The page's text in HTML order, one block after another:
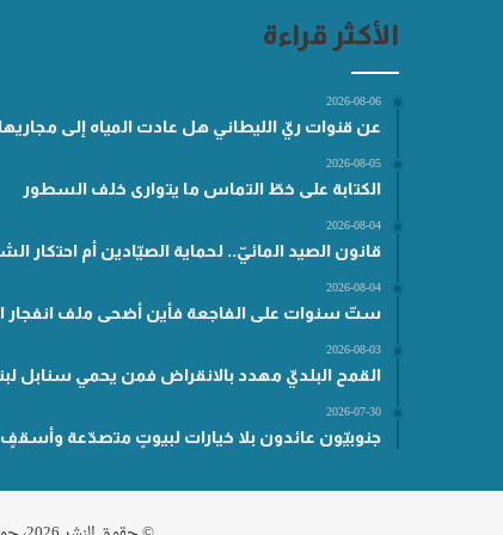
الأكثر قراءة
2026-08-06
عن قنوات ريّ الليطاني هل عادت المياه إلى
2026-08-05
الكتابة على خطّ التماس ما يتوارى خلف السطور
2026-08-04
قانون الصيد المائيّ.. لحماية الصيّادين أم احتكار
2026-08-04
ستّ سنوات على الفاجعة فأين أضحى ملف انفجار
2026-08-03
القمح البلديّ مهدد بالانقراض فمن يحمي سنابل
2026-07-30
جنوبيّون عائدون بلا خيارات لبيوتٍ متصدّعة